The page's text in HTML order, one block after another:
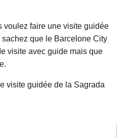
voulez faire une visite guidée
que le Barcelone City
visite avec guide mais que
visite guidée de la Sagrada